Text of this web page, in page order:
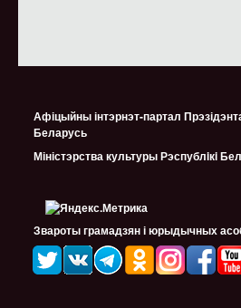
Афіцыйны інтэрнэт-партал
Беларусь
Міністэрства культуры Рэспублiкi
Звароты грамадзян і юрыдычных